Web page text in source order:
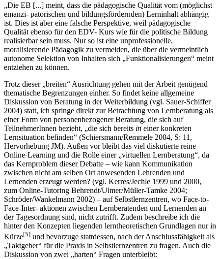
„Die EB [...] meint, dass die pädagogische Qualität vom (möglichst
emanzi- patorischen und bildungsfördernden) Lerninhalt abhängig
ist. Dies ist aber eine falsche Perspektive, weil pädagogische
Qualität ebenso für den EDV- Kurs wie für die politische Bildung
realisierbar sein muss. Nur so ist eine unprofessionelle,
moralisierende Pädagogik zu vermeiden, die über die vermeintlich
autonome Selektion von Inhalten sich „Funktionalisierungen“ meint
entziehen zu können.
Trotz dieser „breiten“ Ausrichtung gehen mit der Arbeit genügend
thematische Begrenzungen einher. So findet keine allgemeine
Diskussion von Beratung in der Weiterbildung (vgl. Sauer-Schiffer
2004) statt, ich springe direkt zur Betrachtung von Lernberatung als
einer Form von personenbezogener Beratung, die sich auf
TeilnehmerInnen bezieht, „die sich bereits in einer konkreten
Lernsituation befinden“ (Schiersmann/Remmele 2004, S: 11,
Hervorhebung JM). Außen vor bleibt das viel diskutierte reine
Online-Learning und die Rolle einer „virtuellen Lernberatung“, da
das Kernproblem dieser Debatte – wie kann Kommunikation
zwischen nicht am selben Ort anwesenden Lehrenden und
Lernenden erzeugt werden? (vgl. Kerres/Jechle 1999 und 2000,
zum Online-Tutoring Behrendt/Ulmer/Müller-Tamke 2004;
Schröder/Wankelmann 2002) – auf Selbstlernzentren, wo Face-to-
Face-Inter- aktionen zwischen Lernberatenden und Lernenden an
der Tagesordnung sind, nicht zutrifft. Zudem beschreibe ich die
hinter den Konzepten liegenden lerntheoretischen Grundlagen nur in
Kürze[5] und bevorzuge stattdessen, nach der Anschlussfähigkeit als
„Taktgeber“ für die Praxis in Selbstlernzentren zu fragen. Auch die
Diskussion von zwei „harten“ Fragen unterbleibt: